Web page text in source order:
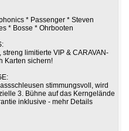
* Passenger * Steven
* Bosse * Ohrbooten
limitierte VIP & CARAVAN-
Karten sichern!
stimmungsvoll, wird
3. Bühne auf das Kerngelände
inklusive - mehr Details